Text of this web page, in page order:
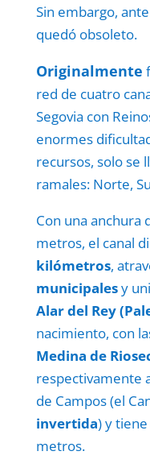
Sin embargo,
quedó obsoleto.
Originalmente
red de cuatro
Segovia con
enormes
recursos, solo se
ramales: Norte,
Con una anchura
metros, el canal
kilómetros,
municipalesy
Alar del Rey
nacimiento, con
Medina de
respectivamente
de Campos (el
invertida) y
metros.